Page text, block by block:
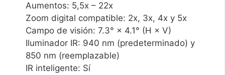
Aumentos: 5,5x – 22x
Zoom digital compatible: 2x, 3x, 4x y 5x
Campo de visión: 7.3° × 4.1° (H × V)
Iluminador IR: 940 nm (predeterminado) y
850 nm (reemplazable)
IR inteligente: Sí